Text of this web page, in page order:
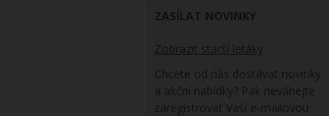
ZASÍLAT NOVINKY
Zobrazit starší letáky
Chcete od nás dostávat novinky
a akční nabídky? Pak neváhejte
zaregistrovat Vaši e-mailovou